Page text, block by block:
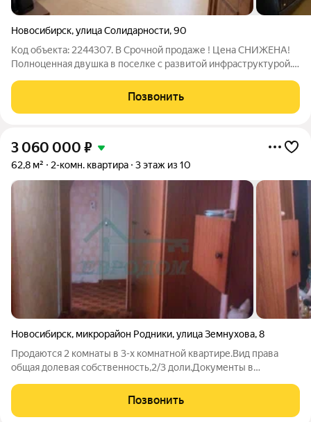
Новосибирск,улица Солидарности,90
Код объекта: 2244307. В Срочной продаже ! Цена СНИЖЕНА!
Полноценная двушка в поселке с развитой инфраструктурой.
аптеки, школа, детский сад, поликлиника. Парк, пункты выдачи
озон и вайлбериз.
Позвонить
3 060 000 ₽
62,8 м² 2-комн. квартира 3 этаж из 10
Новосибирск, микрорайон Родники,улица Земнухова,8
Продаются 2 комнаты в 3-х комнатной квартире.Вид права
общая долевая собственность,2/3 доли.Документы в
хорошей транспортной развязкой.Рядом остановки
общественного транспорта,торговые
Позвонить